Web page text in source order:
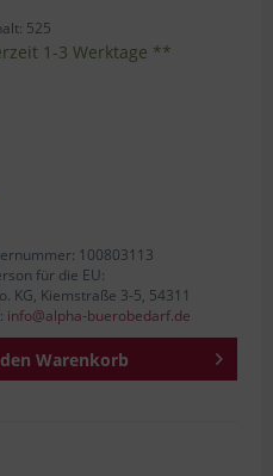
525
1-3 Werktage **
100803113
für die EU:
KG, Kiemstraße 3-5, 54311
info@alpha-buerobedarf.de
Warenkorb